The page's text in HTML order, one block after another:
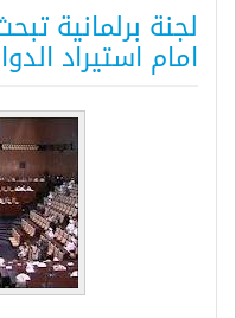
لجنة برلمانية
امام استيراد